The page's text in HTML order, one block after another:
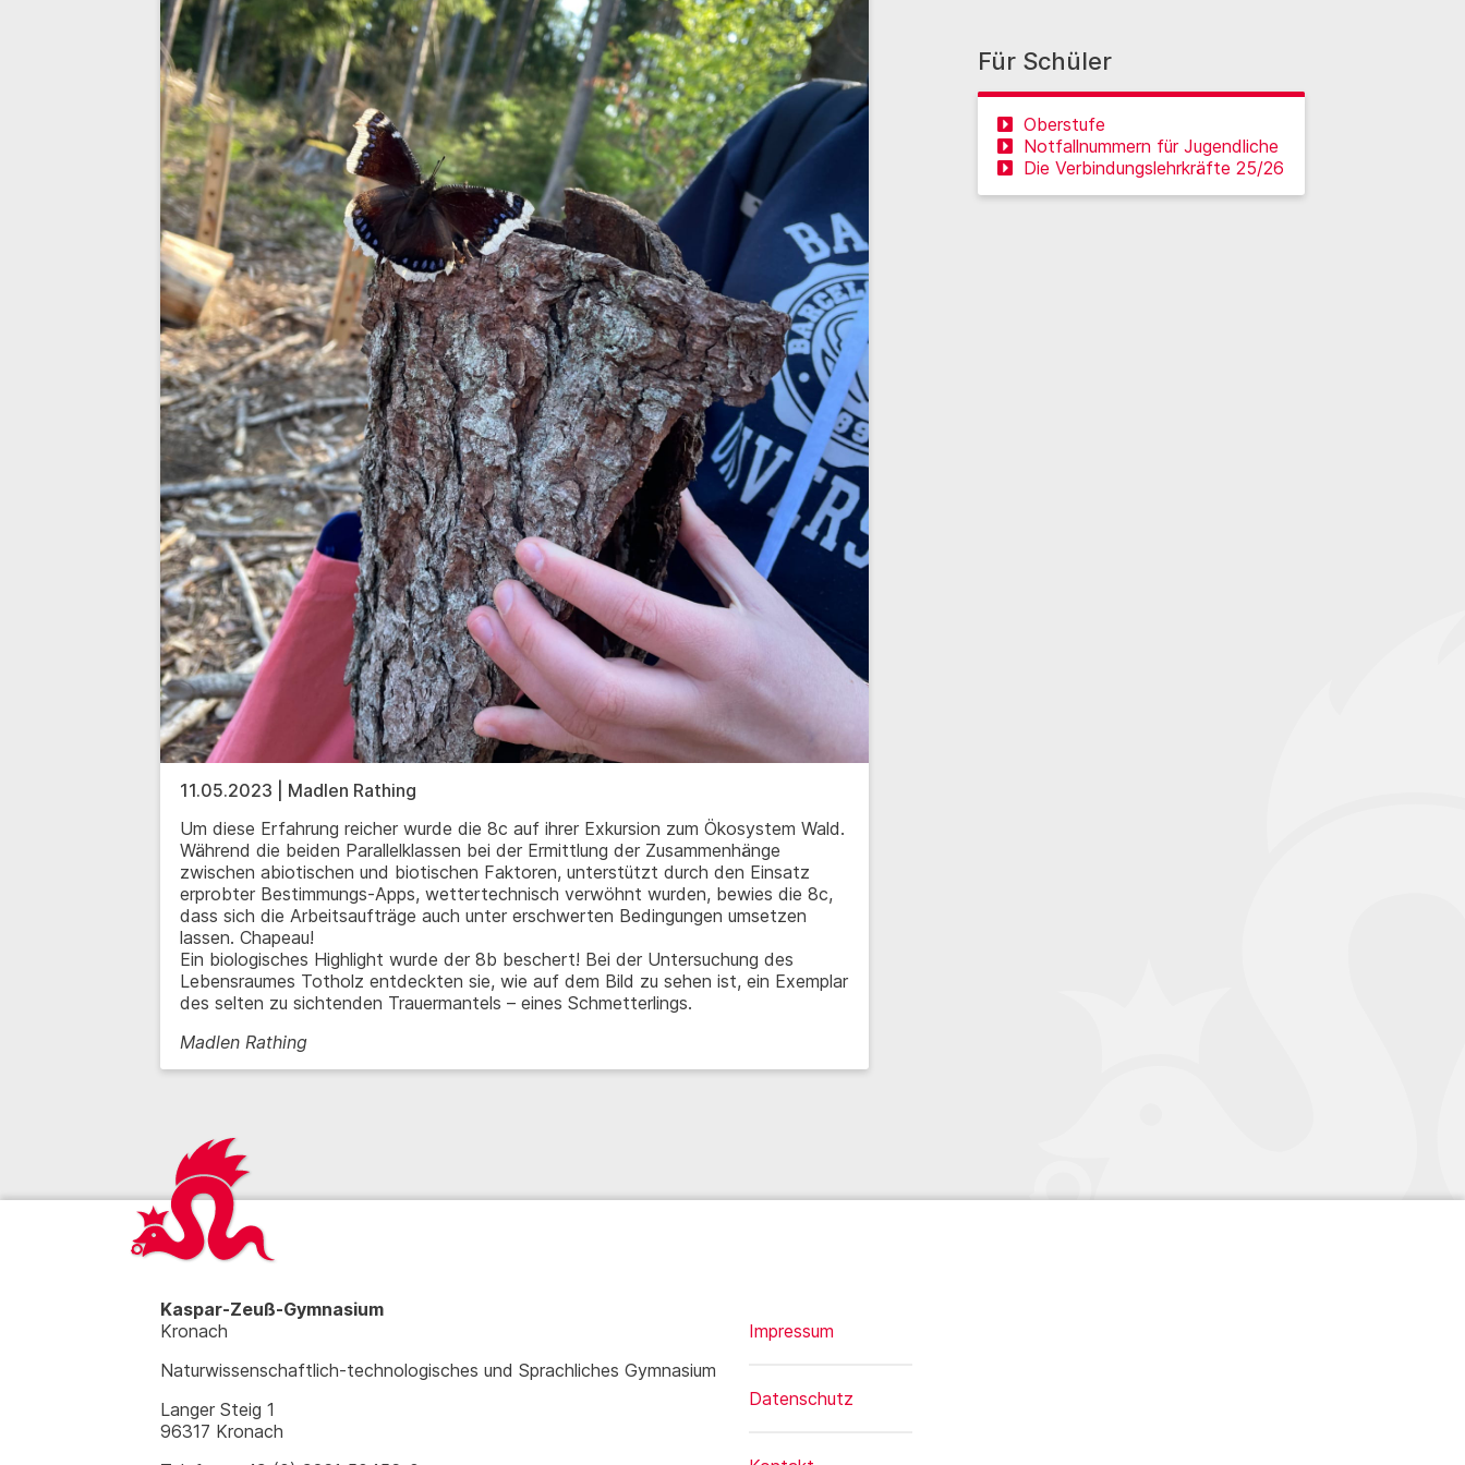
11.05.2023 | Madlen Rathing
Um diese Erfahrung reicher wurde die 8c auf ihrer Exkursion zum Ökosystem Wald.
Während die beiden Parallelklassen bei der Ermittlung der Zusammenhänge
zwischen abiotischen und biotischen Faktoren, unterstützt durch den Einsatz
erprobter Bestimmungs-Apps, wettertechnisch verwöhnt wurden, bewies die 8c,
dass sich die Arbeitsaufträge auch unter erschwerten Bedingungen umsetzen
lassen. Chapeau!
Ein biologisches Highlight wurde der 8b beschert! Bei der Untersuchung des
Lebensraumes Totholz entdeckten sie, wie auf dem Bild zu sehen ist, ein Exemplar
des selten zu sichtenden Trauermantels – eines Schmetterlings.
Madlen Rathing
Für Schüler
Oberstufe
Notfallnummern für Jugendliche
Die Verbindungslehrkräfte 25/26
Kaspar-Zeuß-Gymnasium
Kronach
Naturwissenschaftlich-technologisches und Sprachliches Gymnasium
Langer Steig 1
96317 Kronach
Impressum
Datenschutz